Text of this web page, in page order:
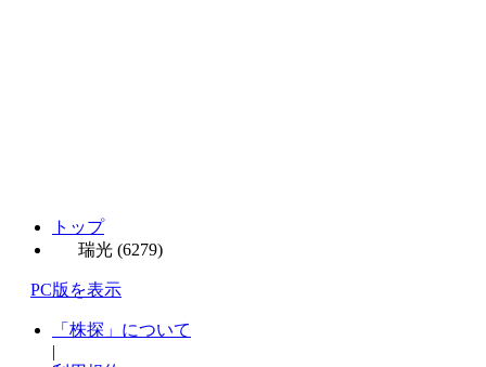
トップ
瑞光 (6279)
PC版を表示
「株探」について
|